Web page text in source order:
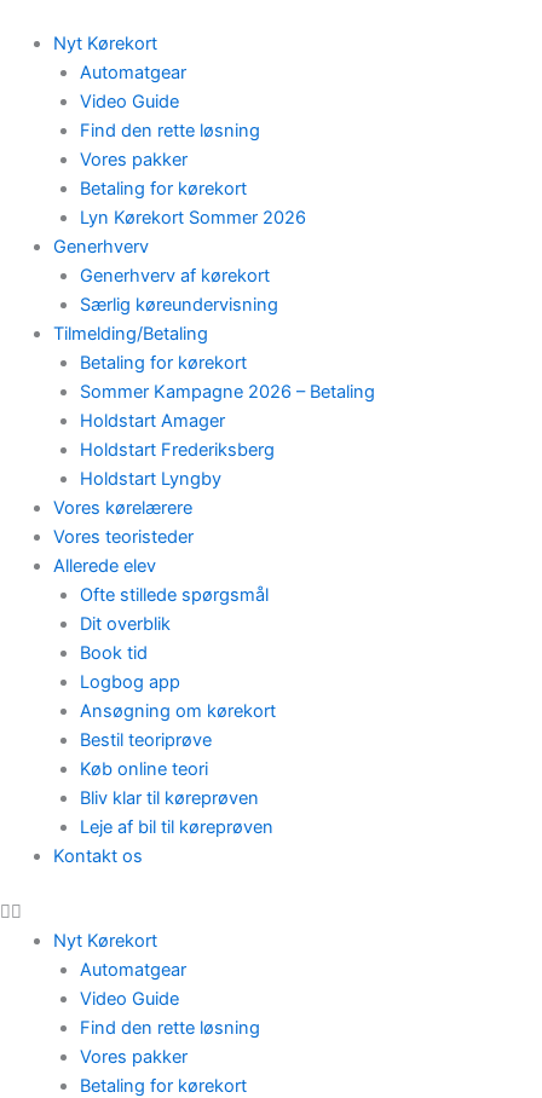
content
Nyt Kørekort
Automatgear
Video Guide
Find den rette løsning
Vores pakker
Betaling for kørekort
Lyn Kørekort Sommer 2026
Generhverv
Generhverv af kørekort
Særlig køreundervisning
Tilmelding/Betaling
Betaling for kørekort
Sommer Kampagne 2026 – Betaling
Holdstart Amager
Holdstart Frederiksberg
Holdstart Lyngby
Vores kørelærere
Vores teoristeder
Allerede elev
Ofte stillede spørgsmål
Dit overblik
Book tid
Logbog app
Ansøgning om kørekort
Bestil teoriprøve
Køb online teori
Bliv klar til køreprøven
Leje af bil til køreprøven
Kontakt os
Nyt Kørekort
Automatgear
Video Guide
Find den rette løsning
Vores pakker
Betaling for kørekort